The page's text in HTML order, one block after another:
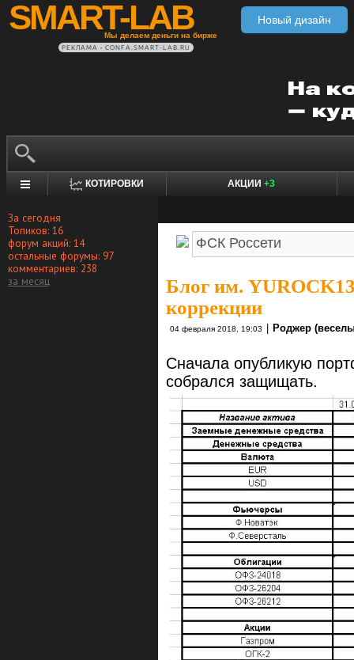
SMART-LAB
Мы делаем деньги на бирже
Новый дизайн
РЕКЛАМА • CONFA.SMART-LAB.RU
КОТИРОВКИ АКЦИИ +3
За сегодня
Топиков: 16
форум акций: 14
остальные форумы: 97
комментариев: 238
за месяц
Блог им.
коррекции
04 февраля 2018, 19:03 Роджер
Сначала опубликую
собрался защищать.